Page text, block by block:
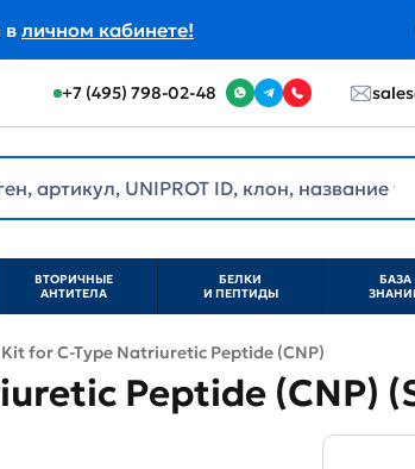
в личном кабинете!
+7 (495) 798-02-48
ВТОРИЧНЫЕ
АНТИТЕЛА
БЕЛКИ
И ПЕПТИДЫ
БАЗА
Kit for C-Type Natriuretic Peptide (CNP)
Peptide (CNP)